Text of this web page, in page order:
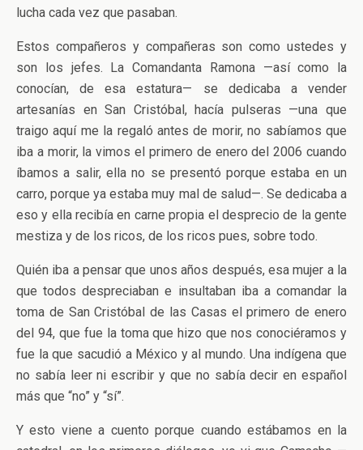
lucha cada vez que pasaban.
Estos compañeros y compañeras son como ustedes y
son los jefes. La Comandanta Ramona —así como la
conocían, de esa estatura— se dedicaba a vender
artesanías en San Cristóbal, hacía pulseras —una que
traigo aquí me la regaló antes de morir, no sabíamos que
iba a morir, la vimos el primero de enero del 2006 cuando
íbamos a salir, ella no se presentó porque estaba en un
carro, porque ya estaba muy mal de salud—. Se dedicaba a
eso y ella recibía en carne propia el desprecio de la gente
mestiza y de los ricos, de los ricos pues, sobre todo.
Quién iba a pensar que unos años después, esa mujer a la
que todos despreciaban e insultaban iba a comandar la
toma de San Cristóbal de las Casas el primero de enero
del 94, que fue la toma que hizo que nos conociéramos y
fue la que sacudió a México y al mundo. Una indígena que
no sabía leer ni escribir y que no sabía decir en español
más que “no” y “sí”.
Y esto viene a cuento porque cuando estábamos en la